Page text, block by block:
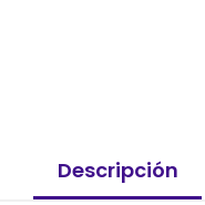
Descripción